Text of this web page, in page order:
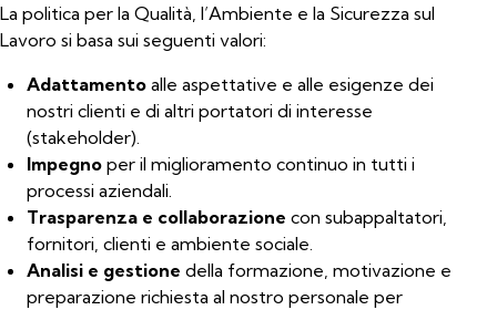
La politica per la Qualità, l’Ambiente e la Sicurezza sul
Lavoro si basa sui seguenti valori:
Adattamento alle aspettative e alle esigenze dei
nostri clienti e di altri portatori di interesse
(stakeholder).
Impegno per il miglioramento continuo in tutti i
processi aziendali.
Trasparenza e collaborazione con subappaltatori,
fornitori, clienti e ambiente sociale.
Analisi e gestione della formazione, motivazione e
preparazione richiesta al nostro personale per